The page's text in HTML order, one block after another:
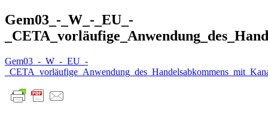
Gem03_-_W_-_EU_-
Gem03_-_W_-_EU_-